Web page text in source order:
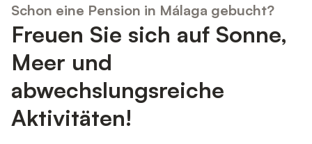
Schon eine Pension in Málaga gebucht?
Freuen Sie sich auf Sonne,
Meer und
abwechslungsreiche
Aktivitäten!